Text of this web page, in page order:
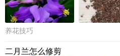
养花技巧
二月兰怎么修剪